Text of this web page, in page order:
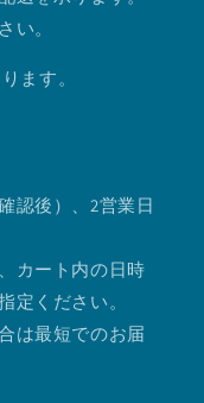
い。
ます。
認後）、2営業日
カート内の日時
定ください。
は最短でのお届